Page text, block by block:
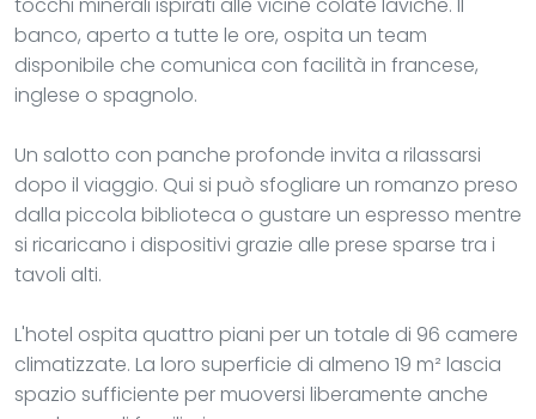
banco, aperto a tutte le ore, ospita un team
disponibile che comunica con facilità in francese,
inglese o spagnolo.
Un salotto con panche profonde invita a rilassarsi
dopo il viaggio. Qui si può sfogliare un romanzo preso
dalla piccola biblioteca o gustare un espresso mentre
si ricaricano i dispositivi grazie alle prese sparse tra i
tavoli alti.
L'hotel ospita quattro piani per un totale di 96 camere
climatizzate. La loro superficie di almeno 19 m² lascia
spazio sufficiente per muoversi liberamente anche